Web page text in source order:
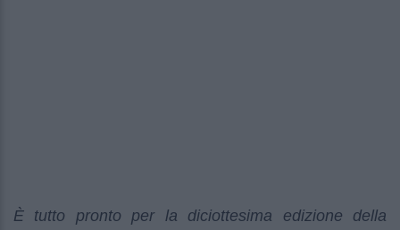
È tutto pronto per la diciottesima edizione della